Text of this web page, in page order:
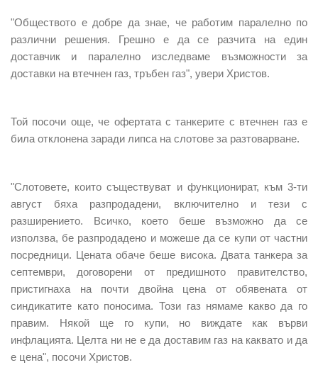
"Обществото е добре да знае, че работим паралелно по
различни решения. Грешно е да се разчита на един
доставчик и паралелно изследваме възможности за
доставки на втечнен газ, тръбен газ", увери Христов.
Той посочи още, че офертата с танкерите с втечнен газ е
била отклонена заради липса на слотове за разтоварване.
"Слотовете, които съществуват и функционират, към 3-ти
август бяха разпродадени, включително и тези с
разширението. Всичко, което беше възможно да се
използва, бе разпродадено и можеше да се купи от частни
посредници. Цената обаче беше висока. Двата танкера за
септември, договорени от предишното правителство,
пристигнаха на почти двойна цена от обявената от
синдикатите като поносима. Този газ нямаме какво да го
правим. Някой ще го купи, но виждате как върви
инфлацията. Целта ни не е да доставим газ на каквато и да
е цена", посочи Христов.